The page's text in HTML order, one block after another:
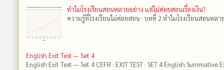
ทำไมโรงเรียนสอนหลายอย่าง แต่ไม่ค่อยสอนเรื่องเงิน?
ความรู้ที่โรงเรียนไม่ค่อยสอน · บทที่ 2 ทำไมโรงเรียนสอนหล
English Exit Test — Set 4
English Exit Test — Set 4 CEFR · EXIT TEST · SET 4 English